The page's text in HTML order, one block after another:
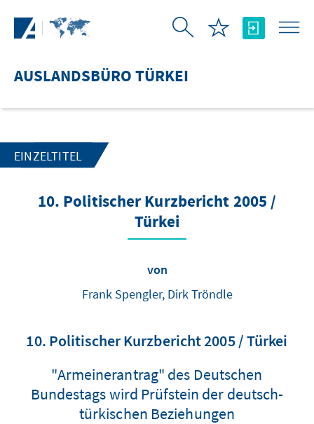
AUSLANDSBÜRO TÜRKEI
EINZELTITEL
10. Politischer Kurzbericht 2005 /
Türkei
von
Frank Spengler, Dirk Tröndle
10. Politischer Kurzbericht 2005 / Türkei
"Armeinerantrag" des Deutschen
Bundestags wird Prüfstein der deutsch-
türkischen Beziehungen